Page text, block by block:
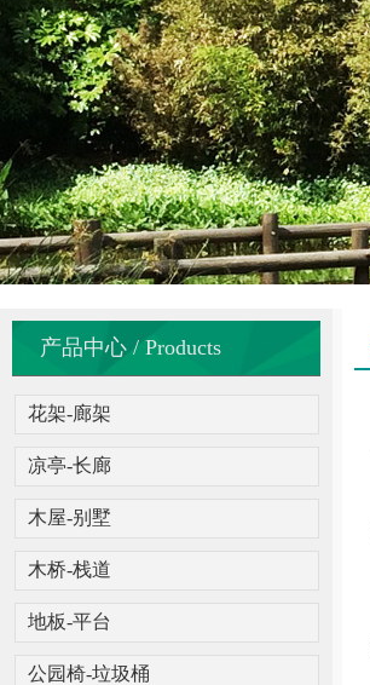
产品中心 / Products
花架-廊架
凉亭-长廊
木屋-别墅
木桥-栈道
地板-平台
公园椅-垃圾桶